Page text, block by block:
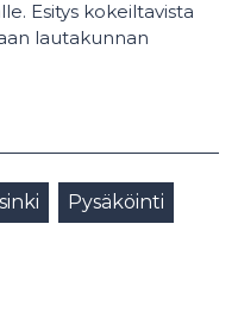
Esitys kokeiltavista
lautakunnan
Pysäköinti